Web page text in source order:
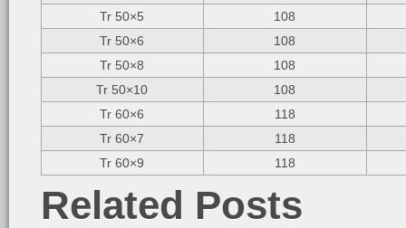
Tr 50×5
108
Tr 50×6
108
Tr 50×8
108
Tr 50×10
108
Tr 60×6
118
Tr 60×7
118
Tr 60×9
118
Related Posts